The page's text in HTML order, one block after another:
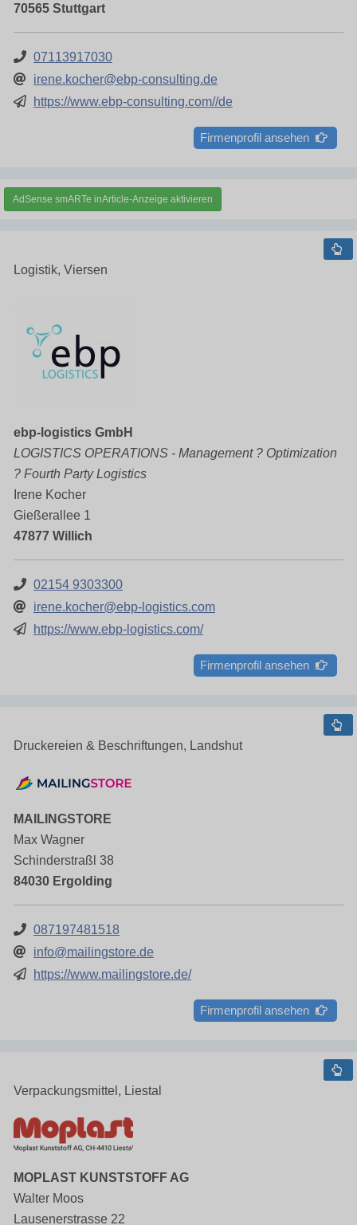
70565 Stuttgart
07113917030
irene.kocher@ebp-consulting.de
https://www.ebp-consulting.com//de
Firmenprofil ansehen
AdSense smARTe inArticle-Anzeige aktivieren
Logistik, Viersen
ebp-logistics GmbH
LOGISTICS OPERATIONS - Management ? Optimization
? Fourth Party Logistics
Irene Kocher
Gießerallee 1
47877 Willich
02154 9303300
irene.kocher@ebp-logistics.com
https://www.ebp-logistics.com/
Firmenprofil ansehen
Druckereien & Beschriftungen, Landshut
MAILINGSTORE
Max Wagner
Schinderstraßl 38
84030 Ergolding
087197481518
info@mailingstore.de
https://www.mailingstore.de/
Firmenprofil ansehen
Verpackungsmittel, Liestal
MOPLAST KUNSTSTOFF AG
Walter Moos
Lausenerstrasse 22